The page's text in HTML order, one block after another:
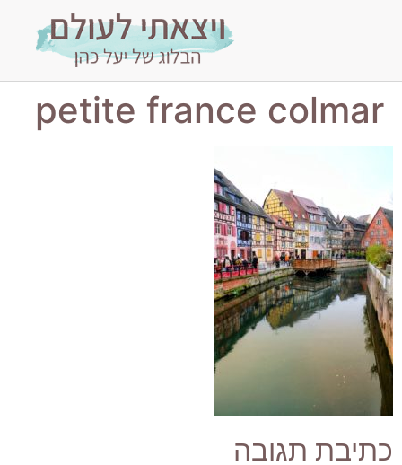
petite france colmar
כתיבת תגובה